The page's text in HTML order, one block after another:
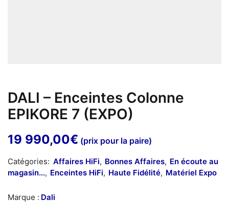
DALI – Enceintes Colonne
EPIKORE 7 (EXPO)
19 990,00€ (prix pour la paire)
Catégories: Affaires HiFi, Bonnes Affaires, En écoute au
magasin..., Enceintes HiFi, Haute Fidélité, Matériel Expo
Marque : Dali